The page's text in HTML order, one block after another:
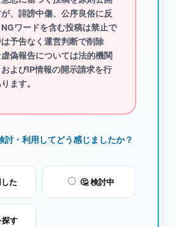
、 誹謗中傷、公序良俗に反
ワードを含む投稿は禁止で
予告なく運営判断で削除
偽報告については法的機関
よびIP情報の開示請求を行
ます。
討・利用してどう感じましたか？
た 🤔 検討中
す